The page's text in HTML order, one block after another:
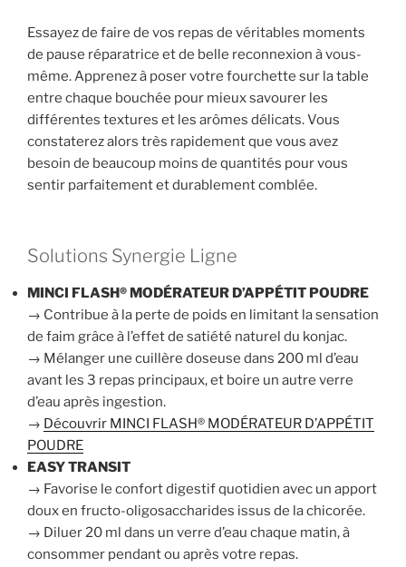
Essayez de faire de vos repas de véritables moments
de pause réparatrice et de belle reconnexion à vous-
même. Apprenez à poser votre fourchette sur la table
entre chaque bouchée pour mieux savourer les
différentes textures et les arômes délicats. Vous
constaterez alors très rapidement que vous avez
besoin de beaucoup moins de quantités pour vous
sentir parfaitement et durablement comblée.
Solutions Synergie Ligne
MINCI FLASH® MODÉRATEUR D’APPÉTIT POUDRE
→ Contribue à la perte de poids en limitant la sensation
de faim grâce à l’effet de satiété naturel du konjac.
→ Mélanger une cuillère doseuse dans 200 ml d’eau
avant les 3 repas principaux, et boire un autre verre
d’eau après ingestion.
→ Découvrir MINCI FLASH® MODÉRATEUR D’APPÉTIT
POUDRE
EASY TRANSIT
→ Favorise le confort digestif quotidien avec un apport
doux en fructo-oligosaccharides issus de la chicorée.
→ Diluer 20 ml dans un verre d’eau chaque matin, à
consommer pendant ou après votre repas.